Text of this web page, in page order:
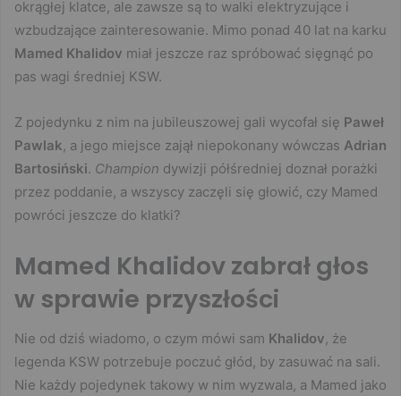
okrągłej klatce, ale zawsze są to walki elektryzujące i
wzbudzające zainteresowanie. Mimo ponad 40 lat na karku
Mamed Khalidov miał jeszcze raz spróbować sięgnąć po
pas wagi średniej KSW.
Z pojedynku z nim na jubileuszowej gali wycofał się Paweł
Pawlak, a jego miejsce zajął niepokonany wówczas Adrian
Bartosiński. Champion dywizji półśredniej doznał porażki
przez poddanie, a wszyscy zaczęli się głowić, czy Mamed
powróci jeszcze do klatki?
Mamed Khalidov zabrał głos
w sprawie przyszłości
Nie od dziś wiadomo, o czym mówi sam Khalidov, że
legenda KSW potrzebuje poczuć głód, by zasuwać na sali.
Nie każdy pojedynek takowy w nim wyzwala, a Mamed jako